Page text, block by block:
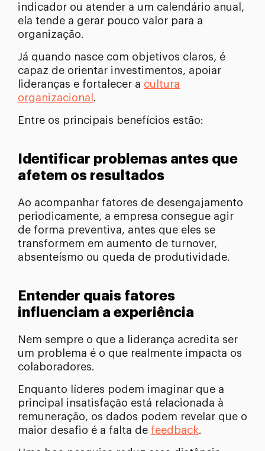
indicador ou atender a um calendário anual,
ela tende a gerar pouco valor para a
organização.
Já quando nasce com objetivos claros, é
capaz de orientar investimentos, apoiar
lideranças e fortalecer a cultura
organizacional .
Entre os principais benefícios estão:
Identificar problemas antes que
afetem os resultados
Ao acompanhar fatores de desengajamento
periodicamente, a empresa consegue agir
de forma preventiva, antes que eles se
transformem em aumento de turnover,
absenteísmo ou queda de produtividade.
Entender quais fatores
influenciam a experiência
Nem sempre o que a liderança acredita ser
um problema é o que realmente impacta os
colaboradores.
Enquanto líderes podem imaginar que a
principal insatisfação está relacionada à
remuneração, os dados podem revelar que o
maior desafio é a falta de feedback.